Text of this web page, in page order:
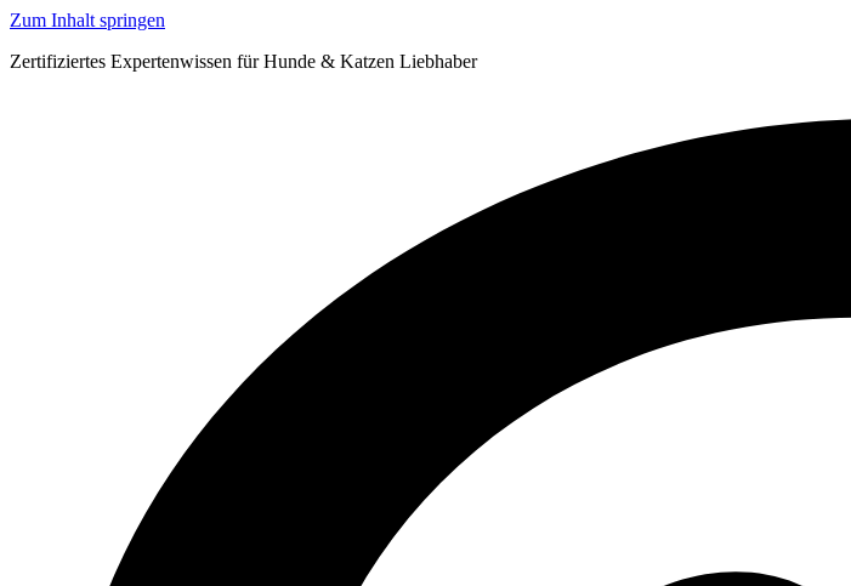
Zum Inhalt springen
Zertifiziertes Expertenwissen für Hunde & Katzen Liebhaber